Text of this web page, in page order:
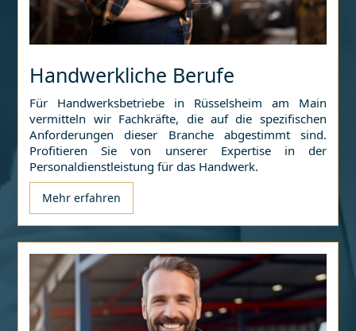
Handwerkliche Berufe
Für Handwerksbetriebe in Rüsselsheim am Main
vermitteln wir Fachkräfte, die auf die spezifischen
Anforderungen dieser Branche abgestimmt sind.
Profitieren Sie von unserer Expertise in der
Personaldienstleistung für das Handwerk.
Mehr erfahren